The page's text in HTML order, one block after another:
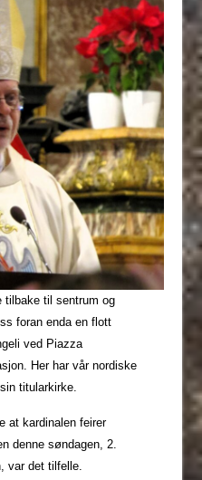
tilbake til sentrum og
foran enda en flott
ved Piazza
Her har vår nordiske
titularkirke.
at kardinalen feirer
denne søndagen, 2.
var det tilfelle.